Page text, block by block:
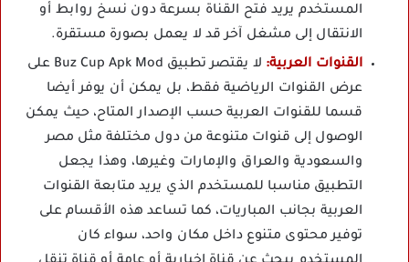
المستخدم يريد فتح القناة بسرعة دون نسخ روابط أو
الانتقال إلى مشغل آخر قد لا يعمل بصورة مستقرة.
القنوات العربية:
لا يقتصر تطبيق Buz Cup Apk Mod على
عرض القنوات الرياضية فقط، بل يمكن أن يوفر أيضا
قسما للقنوات العربية حسب الإصدار المتاح، حيث يمكن
الوصول إلى قنوات متنوعة من دول مختلفة مثل مصر
والسعودية والعراق والإمارات وغيرها، وهذا يجعل
التطبيق مناسبا للمستخدم الذي يريد متابعة القنوات
العربية بجانب المباريات، كما تساعد هذه الأقسام على
توفير محتوى متنوع داخل مكان واحد، سواء كان